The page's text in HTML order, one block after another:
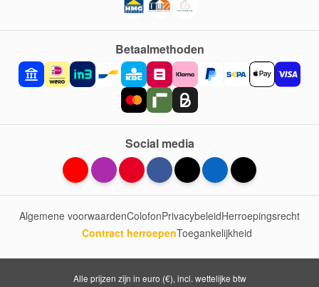
Betaalmethoden
Social media
Algemene voorwaardenColofonPrivacybeleidHerroepingsrecht
Contract herroepenToegankelijkheid
Alle prijzen zijn in euro (€), incl. wettelijke btw